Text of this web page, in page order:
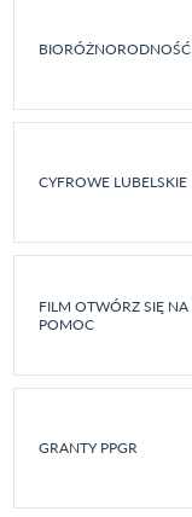
BIORÓŻNORODNOŚĆ
CYFROWE LUBELSKIE
FILM OTWÓRZ SIĘ NA
POMOC
GRANTY PPGR